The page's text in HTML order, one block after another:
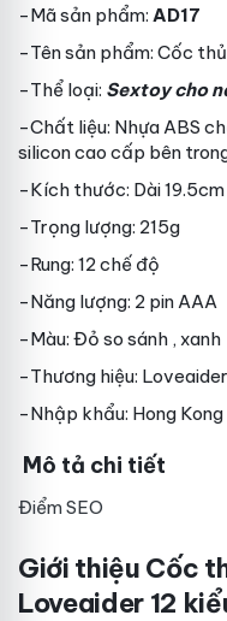
-Mã sản phẩm: AD17
-Tên sản phẩm: Cốc
-Thể loại: Sextoy cho
-Chất liệu: Nhựa ABS
silicon cao cấp bên
-Kích thước: Dài 19.5cm
-Trọng lượng: 215g
-Rung: 12 chế độ
-Năng lượng: 2 pin AAA
-Màu: Đỏ so sánh , xanh
-Thương hiệu:
-Nhập khẩu: Hong Kong
Mô tả chi tiết
Điểm SEO
Giới thiệu Cốc
Loveaider 12